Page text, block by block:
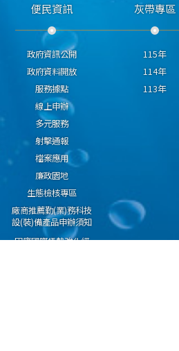
便民資訊
政府資訊公開
政府資料開放
服務據點
線上申辦
多元服務
射擊通報
檔案應用
廉政園地
生態檢核專區
廠商推薦勤(業)務科技
設(裝)備產品申辦須知
因應國際情勢強化經
灰帶專區
115年
114年
113年